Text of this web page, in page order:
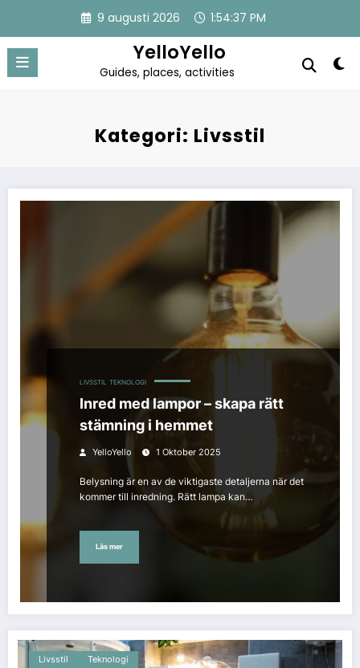
innehåll
9 augusti 2026 1:54:37 PM
YelloYello
Guides, places, activities
Kategori: Livsstil
LIVSSTIL TEKNOLOGI
Inred med lampor – skapa rätt
stämning i hemmet
YelloYello 1 Oktober 2025
Belysning är en av de viktigaste detaljerna när det
kommer till inredning. Rätt lampa kan…
Läs mer
Livsstil Teknologi